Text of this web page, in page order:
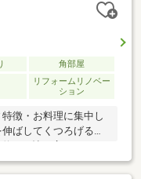
角部屋
リフォームリノベー
ション
徴・お料理に集中し
ばしてくつろげる和
13.3帖の広さ、WIC
ルーム有・敷地内平
・月額6000円)・ペッ